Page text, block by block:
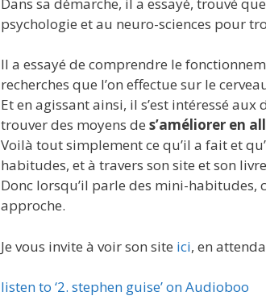
psychologie et au neuro-sciences pour
Il a essayé de comprendre le
recherches que l’on effectue sur le
Et en agissant ainsi, il s’est intéressé
trouver des moyens de s’améliorer en
Voilà tout simplement ce qu’il a fait et
habitudes, et à travers son site et son
Donc lorsqu’il parle des mini-habitudes,
approche.
Je vous invite à voir son site ici, en
listen to ‘2. stephen guise’ on Audioboo